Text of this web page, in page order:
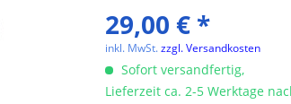
29,00 € *
inkl. MwSt.zzgl. Versandkosten
Sofort versandfertig,
Lieferzeit ca. 2-5 Werktage